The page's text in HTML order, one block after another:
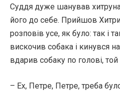
Суддя дуже шанував
його до себе. Прийшов
розповів усе, як було: так і
вискочив собака і кинувся
вдарив собаку по голові, той
– Ех, Петре, Петре, треба